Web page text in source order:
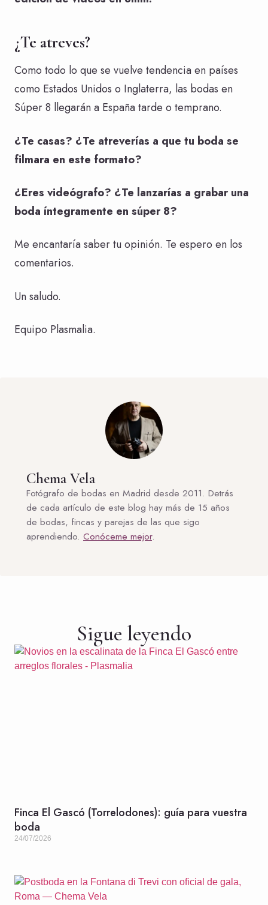
¿Te atreves?
Como todo lo que se vuelve tendencia en países
como Estados Unidos o Inglaterra, las bodas en
Súper 8 llegarán a España tarde o temprano.
¿Te casas? ¿Te atreverías a que tu boda se
filmara en este formato?
¿Eres videógrafo? ¿Te lanzarías a grabar una
boda íntegramente en súper 8?
Me encantaría saber tu opinión. Te espero en los
comentarios.
Un saludo.
Equipo Plasmalia.
Chema Vela
Fotógrafo de bodas en Madrid desde 2011. Detrás
de cada artículo de este blog hay más de 15 años
de bodas, fincas y parejas de las que sigo
aprendiendo. Conóceme mejor.
Sigue leyendo
Finca El Gascó (Torrelodones): guía para vuestra
boda
24/07/2026